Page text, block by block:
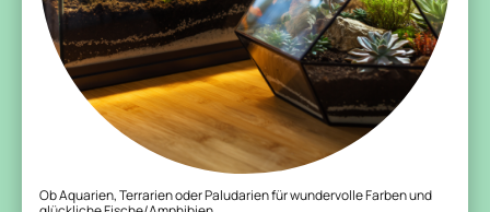
Ob Aquarien, Terrarien oder Paludarien für wundervolle Farben und